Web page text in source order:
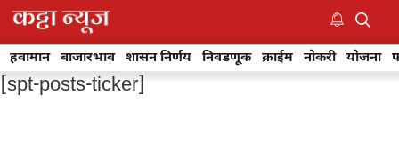
Skip
content
हवामान बाजारभाव शासन निर्णय निवडणूक क्राईम नोकरी योजना
[spt-posts-ticker]